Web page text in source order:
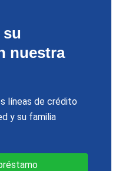
nuestra
líneas de crédito
y su familia